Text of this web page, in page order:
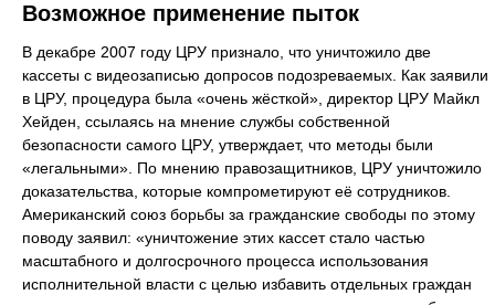
Возможное применение пыток
В декабре 2007 году ЦРУ признало, что уничтожило две
кассеты с видеозаписью допросов подозреваемых. Как заявили
в ЦРУ, процедура была «очень жёсткой», директор ЦРУ Майкл
Хейден, ссылаясь на мнение службы собственной
безопасности самого ЦРУ, утверждает, что методы были
«легальными». По мнению правозащитников, ЦРУ уничтожило
доказательства, которые компрометируют её сотрудников.
Американский союз борьбы за гражданские свободы по этому
поводу заявил: «уничтожение этих кассет стало частью
масштабного и долгосрочного процесса использования
исполнительной власти с целью избавить отдельных граждан